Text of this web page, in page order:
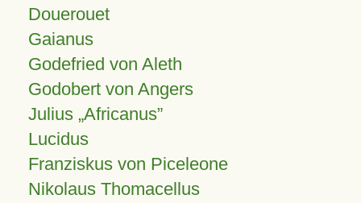
Douerouet
Gaianus
Godefried von Aleth
Godobert von Angers
Julius Africanus
Lucidus
Franziskus von Piceleone
Nikolaus Thomacellus